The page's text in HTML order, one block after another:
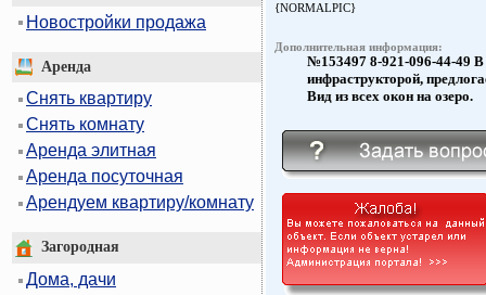
Новостройки продажа
Аренда
Снять квартиру
Снять комнату
Аренда элитная
Аренда посуточная
Арендуем квартиру/комнату
Загородная
Дома, дачи
{NORMALPIC}
Дополнительная информация:
№153497 8-921-096-44-49 В
инфраструкторой,
Вид из всех окон на озеро.